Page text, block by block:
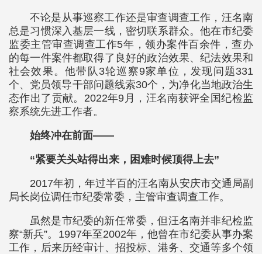
不论是从事巡察工作还是审查调查工作，汪名南
总是习惯深入基层一线，密切联系群众。他在市纪委
监委主管审查调查工作5年，领办案件百余件，查办
的每一件案件都取得了良好的政治效果、纪法效果和
社会效果。他带队3轮巡察9家单位，发现问题331
个、党员领导干部问题线索30个，为净化当地政治生
态作出了贡献。2022年9月，汪名南获评全国纪检监
察系统先进工作者。
始终冲在前面——
“紧要关头站得出来，困难时候顶得上去”
2017年初，年过半百的汪名南从安庆市交通局副
局长岗位调任市纪委常委，主管审查调查工作。
虽然是市纪委的新任常委，但汪名南并非纪检监
察“新兵”。1997年至2002年，他曾在市纪委从事办案
工作，后来历经审计、招投标、港务、交通等多个领